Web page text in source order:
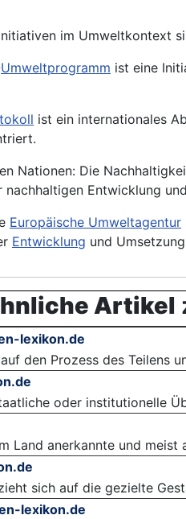
im Umweltkontext
Umweltprogramm ist eine
ist ein internationales
Nationen: Die
nachhaltigen Entwicklung
Europäische Umweltagentur
Entwicklung und
Artikel
lexikon.de
den Prozess des Teilens
oder institutionelle
Land anerkannte und
sich auf die gezielte
lexikon.de